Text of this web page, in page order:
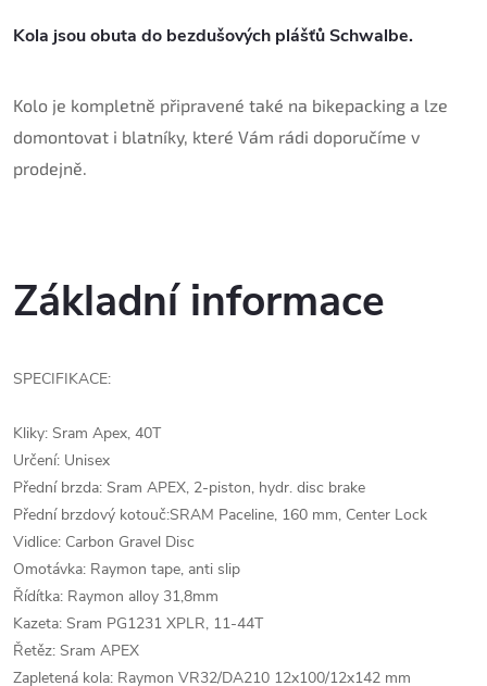
Kola jsou obuta do bezdušových plášťů Schwalbe.
Kolo je kompletně připravené také na bikepacking a lze
domontovat i blatníky, které Vám rádi doporučíme v
prodejně.
Základní informace
SPECIFIKACE:
Kliky: Sram Apex, 40T
Určení: Unisex
Přední brzda: Sram APEX, 2-piston, hydr. disc brake
Přední brzdový kotouč:SRAM Paceline, 160 mm, Center Lock
Vidlice: Carbon Gravel Disc
Omotávka: Raymon tape, anti slip
Řídítka: Raymon alloy 31,8mm
Kazeta: Sram PG1231 XPLR, 11-44T
Řetěz: Sram APEX
Zapletená kola: Raymon VR32/DA210 12x100/12x142 mm